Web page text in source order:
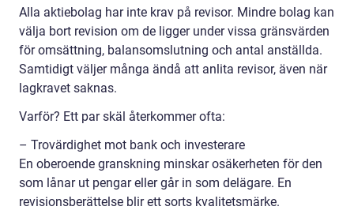
Alla aktiebolag har inte krav på revisor. Mindre bolag kan
välja bort revision om de ligger under vissa gränsvärden
för omsättning, balansomslutning och antal anställda.
Samtidigt väljer många ändå att anlita revisor, även när
lagkravet saknas.
Varför? Ett par skäl återkommer ofta:
– Trovärdighet mot bank och investerare
En oberoende granskning minskar osäkerheten för den
som lånar ut pengar eller går in som delägare. En
revisionsberättelse blir ett sorts kvalitetsmärke.